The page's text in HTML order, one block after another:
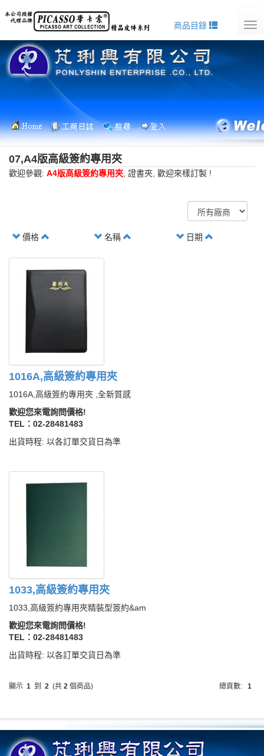
商品目錄
07,A4版高級簽約專用夾
歡迎參觀: A4版高級簽約專用夾 , 證書夾, 歡迎來樣訂製 !
價格 名稱 日期
1016A,高級簽約專用夾
1016A,高級簽約專用夾 ,全新質感
歡迎您來電詢問價格!
TEL：02-28481483
出貨時程: 以各訂單交貨日為準
1033,高級簽約專用夾
1033,高級簽約專用夾精裝型簽約&am
歡迎您來電詢問價格!
TEL：02-28481483
出貨時程: 以各訂單交貨日為準
顯示 1 到 2 (共 2 個商品) 總頁數: 1